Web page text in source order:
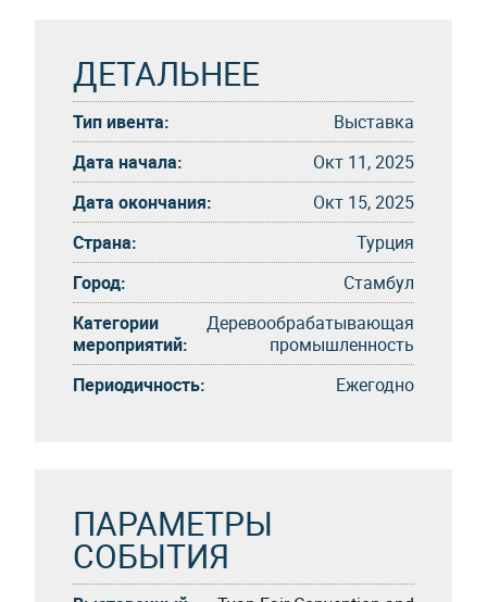
ДЕТАЛЬНЕЕ
Тип ивента:
Выставка
Дата начала:
Окт 11, 2025
Дата окончания:
Окт 15, 2025
Страна:
Турция
Город:
Стамбул
Категории
мероприятий:
Деревообрабатывающая
промышленность
Периодичность:
Eжегоднo
ПАРАМЕТРЫ
СОБЫТИЯ